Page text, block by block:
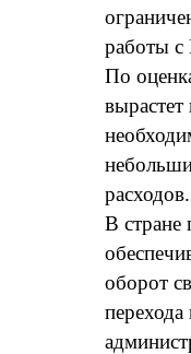
работы с
По
расходов.
В стране
оборот